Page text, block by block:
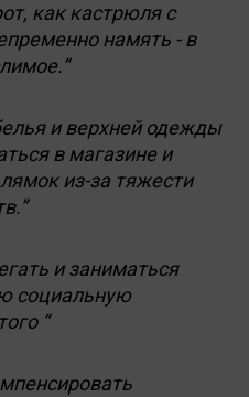
как кастрюля с
намять - в
и верхней одежды
в магазине и
из-за тяжести
и заниматься
социальную
“